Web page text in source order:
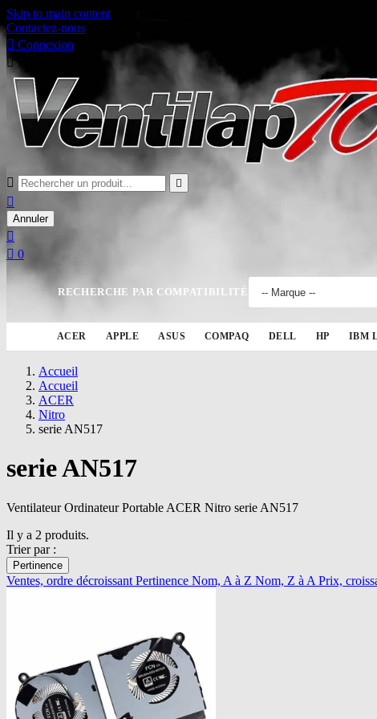
Skip to main content
Contactez-nous
 Connexion
 Panier
 

Annuler

 0
RECHERCHE PAR COMPATIBILITÉ
ACER APPLE ASUS COMPAQ DELL HP IBM
Accueil
Accueil
ACER
Nitro
serie AN517
serie AN517
Ventilateur Ordinateur Portable ACER Nitro serie AN517
Il y a 2 produits.
Trier par :
Pertinence
Ventes, ordre décroissant Pertinence Nom, A à Z Nom, Z à A Prix,